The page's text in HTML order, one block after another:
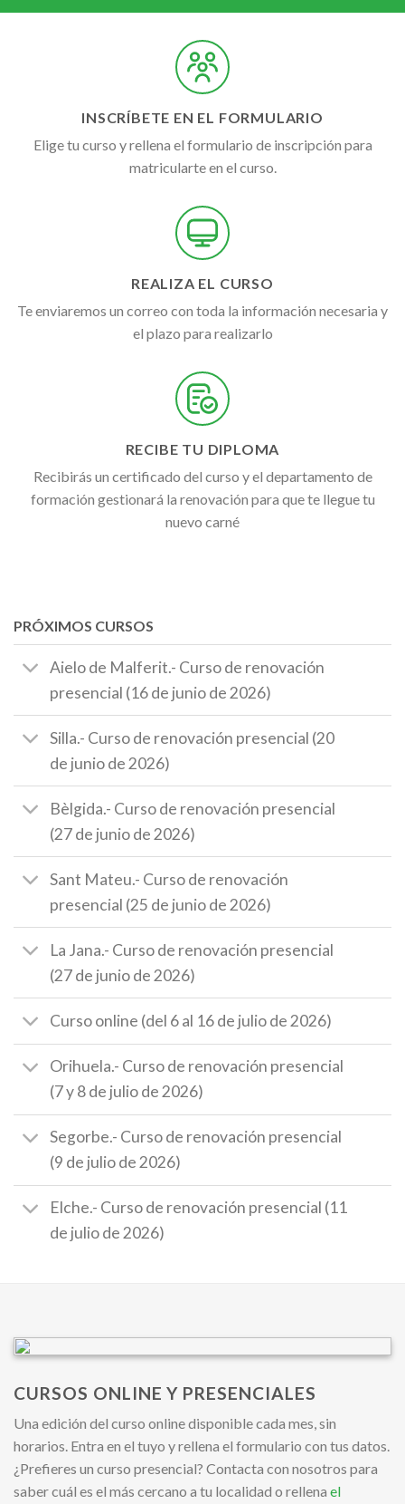
INSCRÍBETE EN EL FORMULARIO
Elige tu curso y rellena el formulario de inscripción para
matricularte en el curso.
REALIZA EL CURSO
Te enviaremos un correo con toda la información necesaria y
el plazo para realizarlo
RECIBE TU DIPLOMA
Recibirás un certificado del curso y el departamento de
formación gestionará la renovación para que te llegue tu
nuevo carné
PRÓXIMOS CURSOS
Aielo de Malferit.- Curso de renovación
presencial (16 de junio de 2026)
Silla.- Curso de renovación presencial (20
de junio de 2026)
Bèlgida.- Curso de renovación presencial
(27 de junio de 2026)
Sant Mateu.- Curso de renovación
presencial (25 de junio de 2026)
La Jana.- Curso de renovación presencial
(27 de junio de 2026)
Curso online (del 6 al 16 de julio de 2026)
Orihuela.- Curso de renovación presencial
(7 y 8 de julio de 2026)
Segorbe.- Curso de renovación presencial
(9 de julio de 2026)
Elche.- Curso de renovación presencial (11
de julio de 2026)
CURSOS ONLINE Y PRESENCIALES
Una edición del curso online disponible cada mes, sin
horarios. Entra en el tuyo y rellena el formulario con tus datos.
¿Prefieres un curso presencial? Contacta con nosotros para
saber cuál es el más cercano a tu localidad o rellena el